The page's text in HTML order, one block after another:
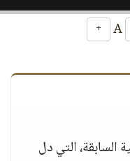
+
السابقة، التي دل